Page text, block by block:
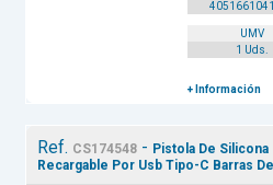
UMV
1 Uds.
+ Información
Ref. CS174548 - Pistola De
Recargable Por Usb Tipo-C Barras